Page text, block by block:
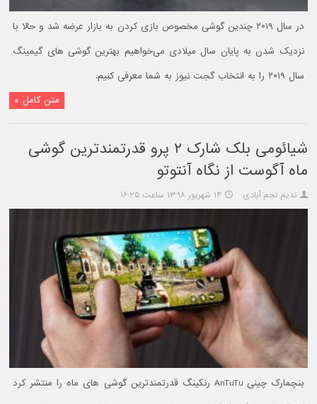
در سال ۲۰۱۹ چندین گوشی مخصوص بازی کردن به بازار عرضه شد و حالا با
نزدیک شدن به پایان سال میلادی می‌خواهیم بهترین گوشی های گیمینگ
سال ۲۰۱۹ را به انتخاب گجت نیوز به شما معرفی کنیم.
متن کامل »
شیائومی بلک شارک ۲ پرو قدرتمندترین گوشی
ماه آگوست از نگاه آنتوتو
ندیم نجم آبادی ۱۴ شهریور ۱۳۹۸ ساعت ۱۶:۲۵
بنچمارک چینی AnTuTu رنکینگ قدرتمندترین گوشی های ماه را منتشر کرد